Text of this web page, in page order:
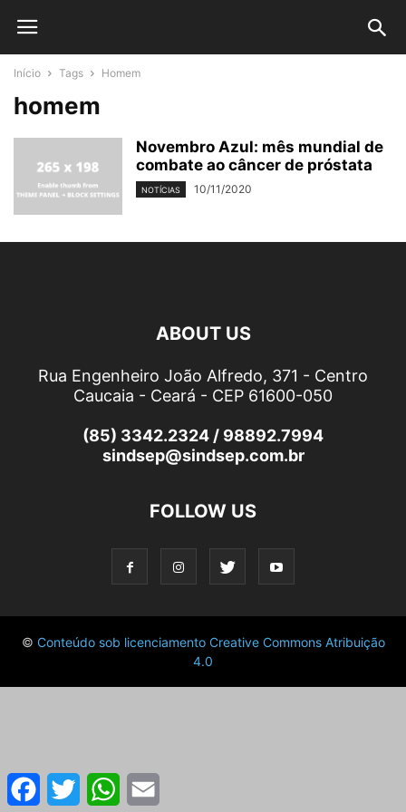
Início Tags Homem
homem
Novembro Azul: mês mundial de
combate ao câncer de próstata
NOTÍCIAS 10/11/2020
ABOUT US
Rua Engenheiro João Alfredo, 371 - Centro
Caucaia - Ceará - CEP 61600-050
(85) 3342.2324 / 98892.7994
sindsep@sindsep.com.br
FOLLOW US
© Conteúdo sob licenciamento Creative Commons Atribuição
4.0
FacebookTwitter WhatsApp